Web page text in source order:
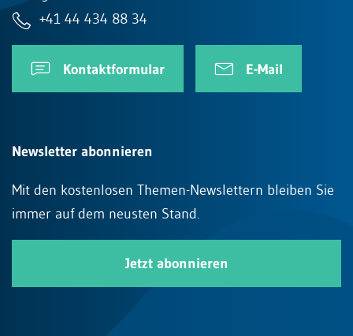
+41 44 434 88 34
Kontaktformular E-Mail
Newsletter abonnieren
Mit den kostenlosen Themen-Newslettern bleiben Sie
immer auf dem neusten Stand.
Jetzt abonnieren